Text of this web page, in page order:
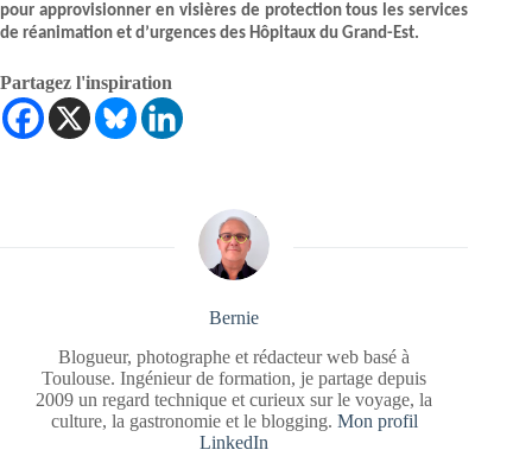
pour approvisionner en visières de protection tous les services
de réanimation et d’urgences des Hôpitaux du Grand-Est.
Partagez l'inspiration
Bernie
Blogueur, photographe et rédacteur web basé à
Toulouse. Ingénieur de formation, je partage depuis
2009 un regard technique et curieux sur le voyage, la
culture, la gastronomie et le blogging. Mon profil
LinkedIn